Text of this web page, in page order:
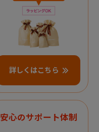
詳しくはこちら
安心のサポート体制